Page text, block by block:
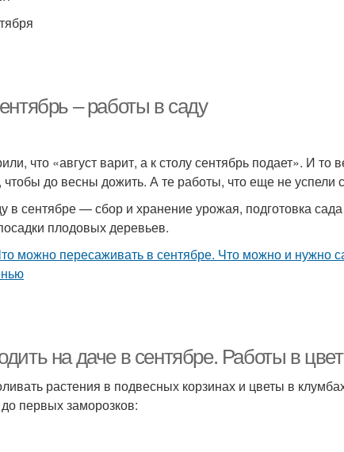
– работы в саду
что «август варит, а к столу сентябрь подает». И то
чтобы до весны дожить. А те работы, что еще не успели
сентябре — сбор и хранение урожая, подготовка
плодовых деревьев.
на даче в сентябре. Работы в
растения в подвесных корзинах и цветы в
первых заморозков: